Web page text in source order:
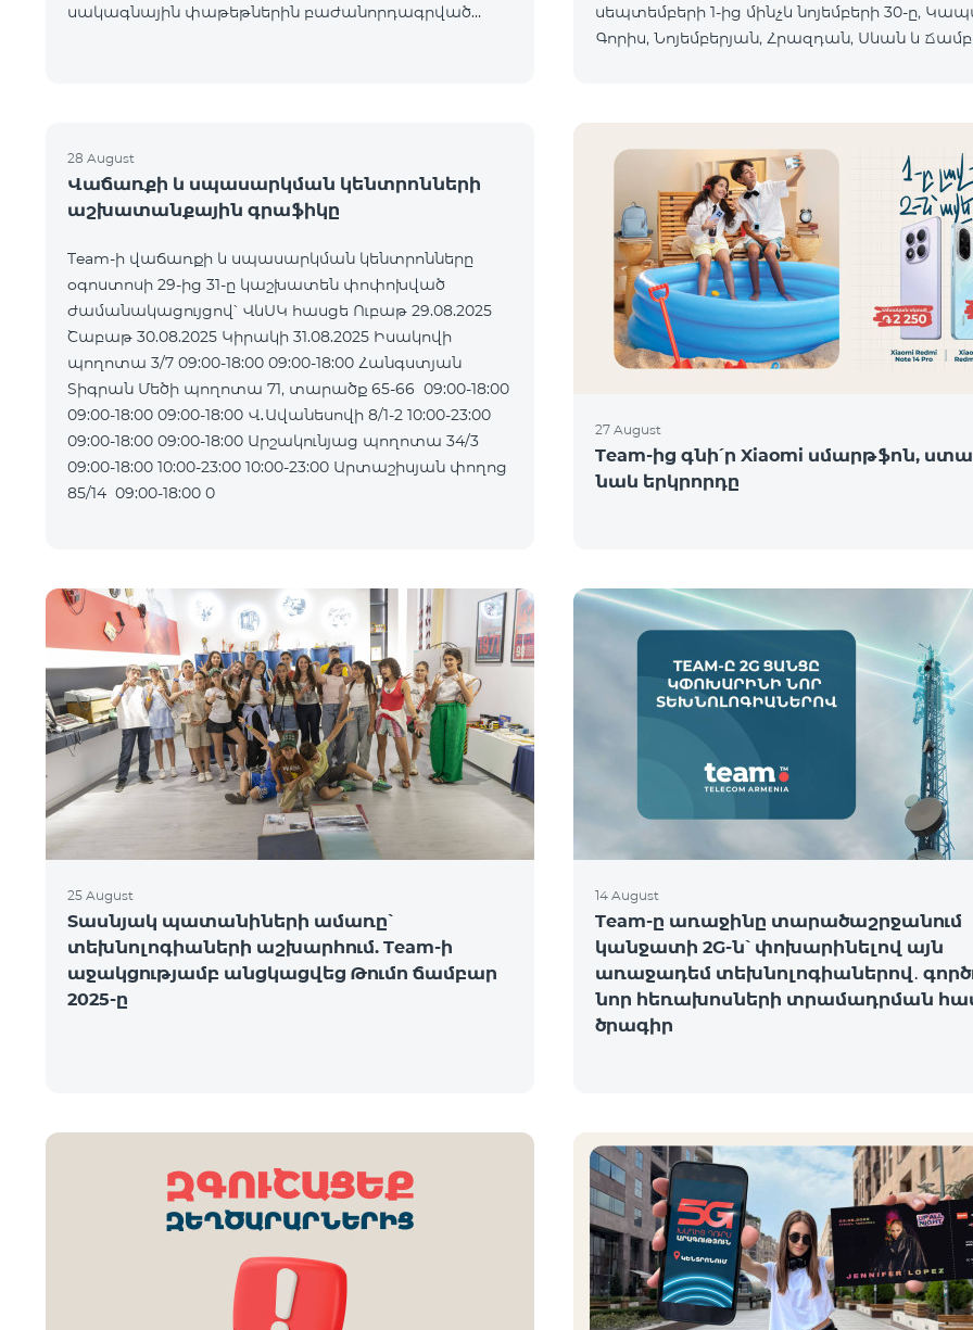
սակագնային փաթեթներին բաժանորդագրված
սեպտեմբերի 1-ից մինչև նոյեմբերի 30-ը,
Գորիս, Նոյեմբերյան, Հրազդան, Սևան և
28 August
Վաճառքի և սպասարկման կենտրոնների
աշխատանքային գրաֆիկը
Team-ի վաճառքի և սպասարկման կենտրոնները
օգոստոսի 29-ից 31-ը կաշխատեն փոփոխված
ժամանակացույցով՝ ՎևՍԿ հասցե Ուբաթ 29.08.2025
Շաբաթ 30.08.2025 Կիրակի 31.08.2025 Իսակովի
պողոտա 3/7 09:00-18:00 09:00-18:00 Հանգստյան
Տիգրան Մեծի պողոտա 71, տարածք 65-66 09:00-18:00
09:00-18:00 09:00-18:00 Վ․Ավանեսովի 8/1-2 10:00-23:00
09:00-18:00 09:00-18:00 Արշակունյաց պողոտա 34/3
09:00-18:00 10:00-23:00 10:00-23:00 Արտաշիսյան փողոց
85/14 09:00-18:00 0
27 August
Team-ից գնի՛ր Xiaomi սմարթֆոն,
նաև երկրորդը
25 August
Տասնյակ պատանիների ամառը՝
տեխնոլոգիաների աշխարհում. Team-ի
աջակցությամբ անցկացվեց Թումո ճամբար
2025-ը
14 August
Team-ը առաջինը տարածաշրջանում
կանջատի 2G-ն՝ փոխարինելով այն
առաջադեմ տեխնոլոգիաներով․
նոր հեռախոսների տրամադրման
ծրագիր